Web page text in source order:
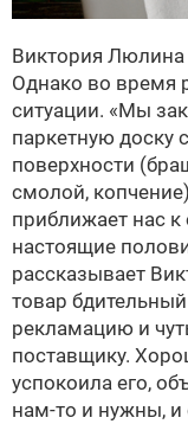
Виктория Люлина
Однако во время
ситуации. «Мы
паркетную доску
поверхности
смолой,
приближает нас
настоящие
рассказывает
товар
рекламацию и
поставщику.
успокоила его,
нам-то и нужны, и